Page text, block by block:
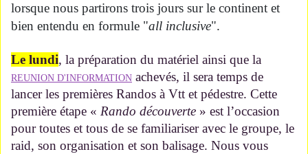
lorsque nous partirons trois jours sur le continent et
bien entendu en formule "all inclusive".
Le lundi, la préparation du matériel ainsi que la
REUNION D'INFORMATION achevés, il sera temps de
lancer les premières Randos à Vtt et pédestre. Cette
première étape « Rando découverte » est l’occasion
pour toutes et tous de se familiariser avec le groupe, le
raid, son organisation et son balisage. Nous vous